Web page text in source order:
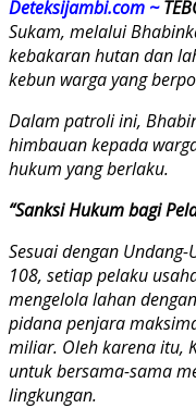
Deteksijambi.com ~
Sukam, melalui
kebakaran hutan dan
kebun warga yang
Dalam patroli ini,
himbauan kepada
hukum yang berlaku.
“Sanksi Hukum bagi
Sesuai dengan
108, setiap pelaku
mengelola lahan
pidana penjara
miliar. Oleh karena itu,
untuk bersama-sama
lingkungan.